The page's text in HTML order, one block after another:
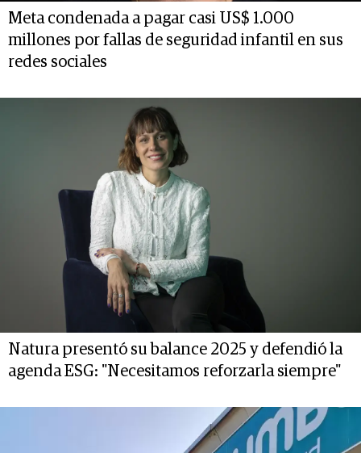
Meta condenada a pagar casi US$ 1.000
millones por fallas de seguridad infantil en sus
redes sociales
Natura presentó su balance 2025 y defendió la
agenda ESG: "Necesitamos reforzarla siempre"